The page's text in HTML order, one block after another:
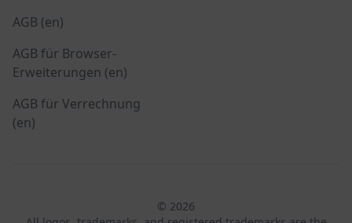
AGB (en)
AGB für Browser-
Erweiterungen (en)
AGB für Verrechnung
(en)
© 2026